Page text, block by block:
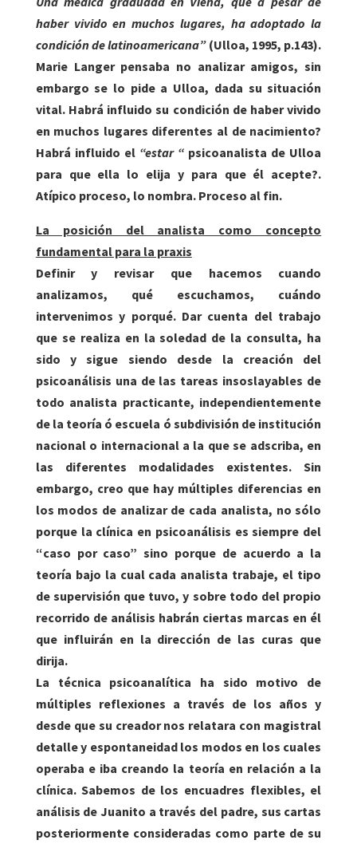
haber vivido en muchos lugares, ha adoptado la
condición de latinoamericana”(Ulloa, 1995, p.143).
Marie Langer pensaba no analizar amigos, sin
embargo se lo pide a Ulloa, dada su situación
vital. Habrá influido su condición de haber vivido
en muchos lugares diferentes al de nacimiento?
Habrá influido el “estar “ psicoanalista de Ulloa
para que ella lo elija y para que él acepte?.
Atípico proceso, lo nombra. Proceso al fin.
La posición del analista como concepto
fundamental para la praxis
Definir y revisar que hacemos cuando
analizamos, qué escuchamos, cuándo
intervenimos y porqué. Dar cuenta del trabajo
que se realiza en la soledad de la consulta, ha
sido y sigue siendo desde la creación del
psicoanálisis una de las tareas insoslayables de
todo analista practicante, independientemente
de la teoría ó escuela ó subdivisión de institución
nacional o internacional a la que se adscriba, en
las diferentes modalidades existentes. Sin
embargo, creo que hay múltiples diferencias en
los modos de analizar de cada analista, no sólo
porque la clínica en psicoanálisis es siempre del
“caso por caso” sino porque de acuerdo a la
teoría bajo la cual cada analista trabaje, el tipo
de supervisión que tuvo, y sobre todo del propio
recorrido de análisis habrán ciertas marcas en él
que influirán en la dirección de las curas que
dirija.
La técnica psicoanalítica ha sido motivo de
múltiples reflexiones a través de los años y
desde que su creador nos relatara con magistral
detalle y espontaneidad los modos en los cuales
operaba e iba creando la teoría en relación a la
clínica. Sabemos de los encuadres flexibles, el
análisis de Juanito a través del padre, sus cartas
posteriormente consideradas como parte de su